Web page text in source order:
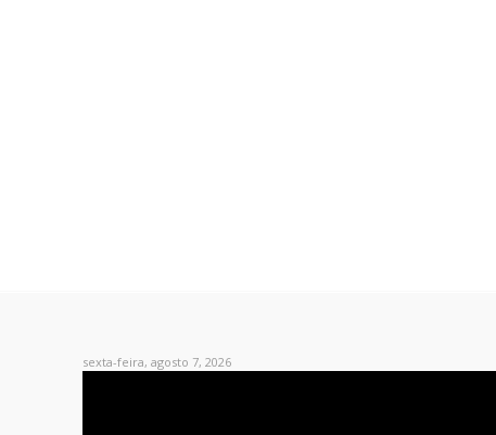
sexta-feira, agosto 7, 2026